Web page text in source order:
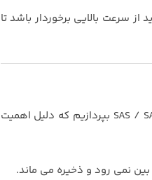
سرعت بالایی برخوردار باشد تا
حال می خواهیم به هارد دیسک یک سرور و یا همان فضای ذخیره سازی آن در انواع مدل های SAS / SATA / SSD / NVME بپردازیم که دلیل اهمیت
نمی رود و ذخیره می ماند.